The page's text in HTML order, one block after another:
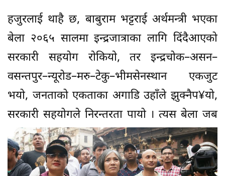
हजुरलाई थाहै छ, बाबुराम भट्टराई अर्थमन्त्री भएका
बेला २०६५ सालमा इन्द्रजात्राका लागि दिंदैआएको
सरकारी सहयोग राेकियाे, तर इन्द्रचोक–असन–
वसन्तपुर–न्यूरोड–मरु–टेकु–भीमसेनस्थान एकजुट
भयो, जनताको एकताका अगाडि उहाँले झुक्नैप¥यो,
सरकारी सहयोगले निरन्तरता पायो ।त्यस बेला जब